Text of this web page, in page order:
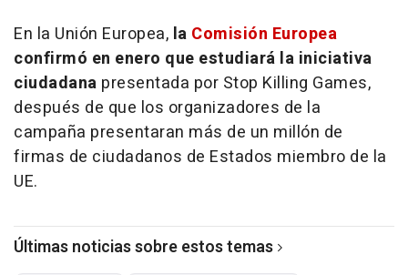
En la Unión Europea, la Comisión Europea
confirmó en enero que estudiará la iniciativa
ciudadana presentada por Stop Killing Games,
después de que los organizadores de la
campaña presentaran más de un millón de
firmas de ciudadanos de Estados miembro de la
UE.
Últimas noticias sobre estos temas